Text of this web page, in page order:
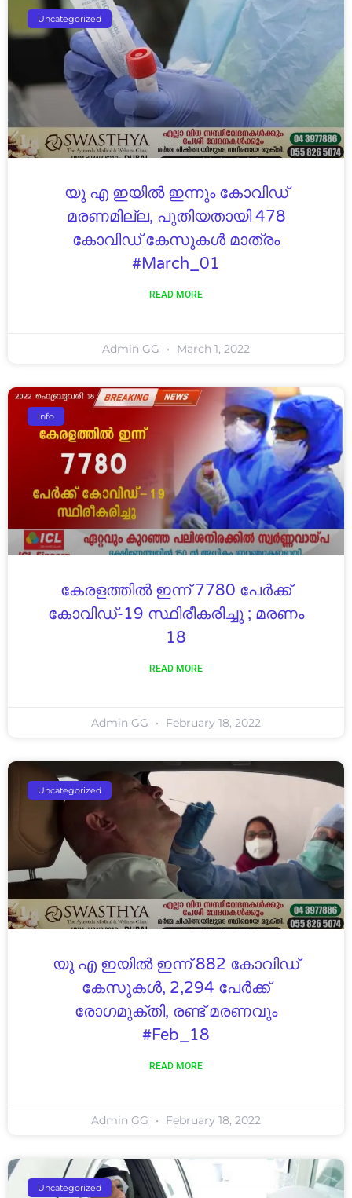
Uncategorized
യു എ ഇയിൽ ഇന്നും കോവിഡ്
മരണമില്ല, പുതിയതായി 478
കോവിഡ് കേസുകൾ മാത്രം
#March_01
READ MORE
Admin GG March 1, 2022
Info
കേരളത്തിൽ ഇന്ന് 7780 പേര്‍ക്ക്
കോവിഡ്-19 സ്ഥിരീകരിച്ചു ; മരണം
18
READ MORE
Admin GG February 18, 2022
Uncategorized
യു എ ഇയിൽ ഇന്ന് 882 കോവിഡ്
കേസുകൾ, 2,294 പേർക്ക്
രോഗമുക്‌തി, രണ്ട് മരണവും
#Feb_18
READ MORE
Admin GG February 18, 2022
Uncategorized